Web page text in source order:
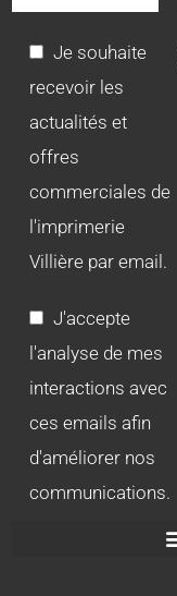
Je souhaite
recevoir les
actualités et
offres
commerciales de
l'imprimerie
Villière par email.
J'accepte
l'analyse de mes
interactions avec
ces emails afin
d'améliorer nos
communications.